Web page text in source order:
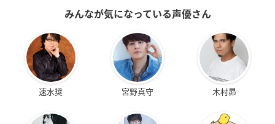
みんなが気になっている声優さん
速水奨 宮野真守 木村昴